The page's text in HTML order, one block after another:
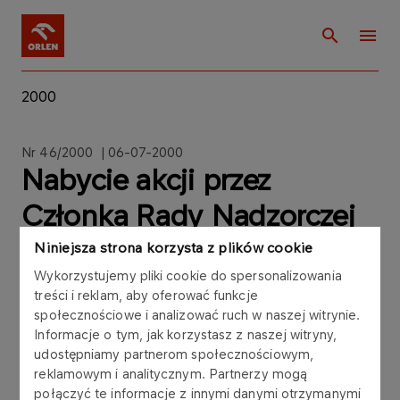
Niniejsza strona korzysta z plików cookie
Wykorzystujemy pliki cookie do spersonalizowania
treści i reklam, aby oferować funkcje
społecznościowe i analizować ruch w naszej witrynie.
Informacje o tym, jak korzystasz z naszej witryny,
udostępniamy partnerom społecznościowym,
reklamowym i analitycznym. Partnerzy mogą
połączyć te informacje z innymi danymi otrzymanymi
2000
Nr 46/2000 | 06-07-2000
Nabycie akcji przez
Członka Rady Nadzorczej
Zgodnie z § 4 ust.1 pkt 7 oraz § 12 Rozporządzenia
Rady Ministrów z dnia 22 grudnia 1998 roku w
sprawie rodzaju, formy i zakresu informacji
bieżących i okresowych oraz terminów ich